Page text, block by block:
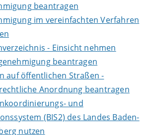
beantragen
im vereinfachten Verfahren
- Einsicht nehmen
beantragen
auf öffentlichen Straßen -
Anordnung beantragen
und
(BIS2) des Landes Baden-
nutzen